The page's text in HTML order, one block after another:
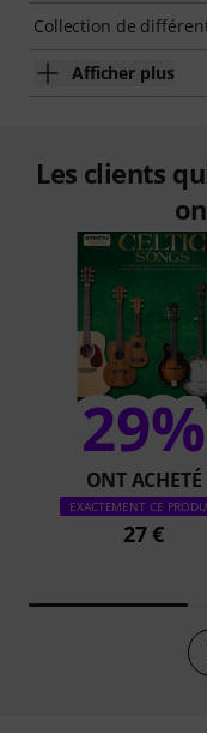
Collection de
Afficher plus
Les clients
29%
ONT ACHETÉ
EXACTEMENT CE
27 €